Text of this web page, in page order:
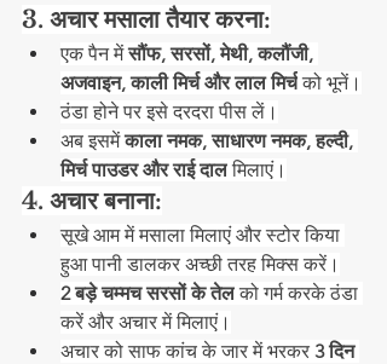
3. अचार मसाला तैयार करना:
एक पैन में सौंफ, सरसों, मेथी, कलौंजी,
अजवाइन, काली मिर्च और लाल मिर्च को भूनें।
ठंडा होने पर इसे दरदरा पीस लें।
अब इसमें काला नमक, साधारण नमक, हल्दी,
मिर्च पाउडर और राई दाल मिलाएं।
4. अचार बनाना:
सूखे आम में मसाला मिलाएं और स्टोर किया
हुआ पानी डालकर अच्छी तरह मिक्स करें।
2 बड़े चम्मच सरसों के तेल को गर्म करके ठंडा
करें और अचार में मिलाएं।
अचार को साफ कांच के जार में भरकर 3 दिन